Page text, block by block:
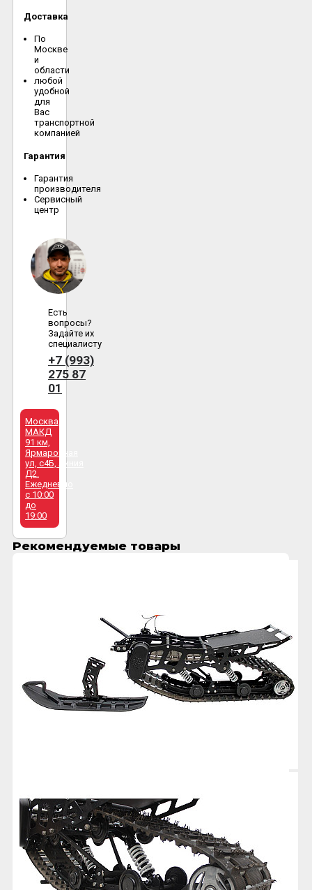
Доставка
По
Москве
и
области
любой
удобной
для
Вас
транспортной
компанией
Гарантия
Гарантия
производителя
Сервисный
центр
Есть
вопросы?
Задайте их
специалисту
+7 (993)
275 87
01
Москва,
МАКД
91 км,
Ярмарочная
ул, с4Б, линия
Д2.
Ежедневно
с 10:00
до
19:00
Рекомендуемые товары